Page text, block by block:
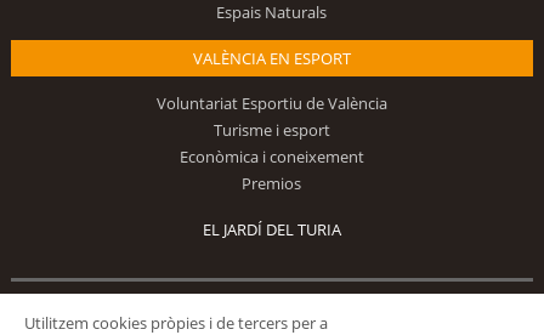
Espais Naturals
VALÈNCIA EN ESPORT
Voluntariat Esportiu de València
Turisme i esport
Econòmica i coneixement
Premios
EL JARDÍ DEL TURIA
Utilitzem cookies pròpies i de tercers per a